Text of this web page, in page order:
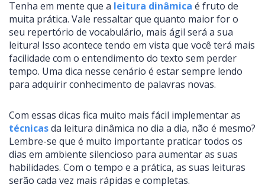
Tenha em mente que a leitura dinâmica é fruto de
muita prática. Vale ressaltar que quanto maior for o
seu repertório de vocabulário, mais ágil será a sua
leitura! Isso acontece tendo em vista que você terá mais
facilidade com o entendimento do texto sem perder
tempo. Uma dica nesse cenário é estar sempre lendo
para adquirir conhecimento de palavras novas.
Com essas dicas fica muito mais fácil implementar as
técnicasda leitura dinâmica no dia a dia, não é mesmo?
Lembre-se que é muito importante praticar todos os
dias em ambiente silencioso para aumentar as suas
habilidades. Com o tempo e a prática, as suas leituras
serão cada vez mais rápidas e completas.